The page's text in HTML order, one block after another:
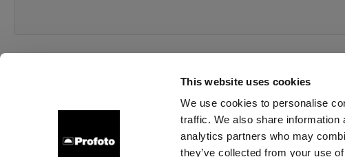
This website uses cookies
We use cookies to personalise
traffic. We also share
analytics partners who may
they’ve collected from your use
Über uns Kontakt Support Karriere Presse